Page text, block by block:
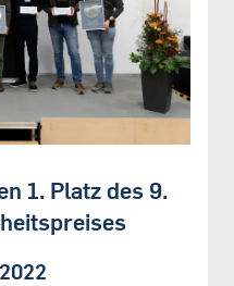
1. Platz des 9.